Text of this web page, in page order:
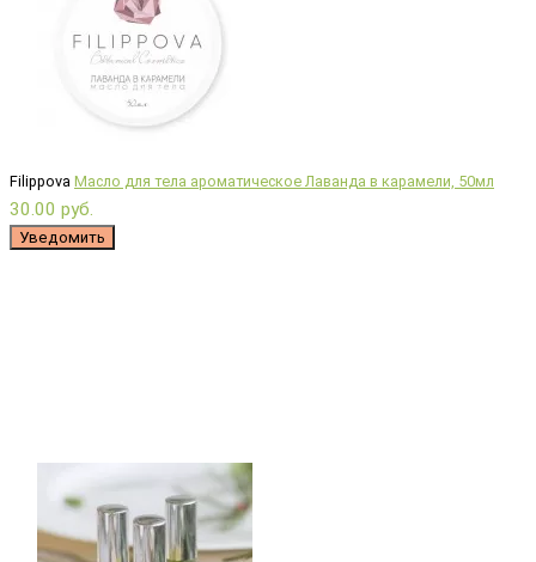
Filippova Масло для тела ароматическое Лаванда в карамели, 50мл
30.00 руб.
Уведомить